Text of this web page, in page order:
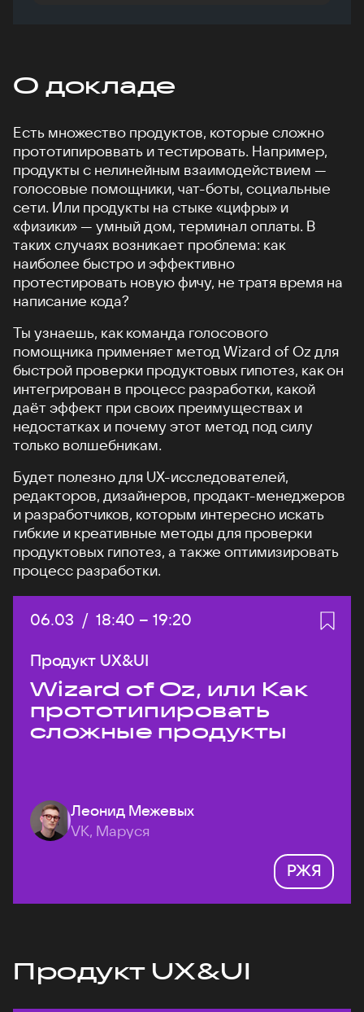
О докладе
Есть множество продуктов, которые сложно
прототипироввать и тестировать. Например,
продукты с нелинейным взаимодействием —
голосовые помощники, чат-боты, социальные
сети. Или продукты на стыке «цифры» и
«физики» — умный дом, терминал оплаты. В
таких случаях возникает проблема: как
наиболее быстро и эффективно
протестировать новую фичу, не тратя время на
написание кода?
Ты узнаешь, как команда голосового
помощника применяет метод Wizard of Oz для
быстрой проверки продуктовых гипотез, как он
интегрирован в процесс разработки, какой
даёт эффект при своих преимуществах и
недостатках и почему этот метод под силу
только волшебникам.
Будет полезно для UX-исследователей,
редакторов, дизайнеров, продакт-менеджеров
и разработчиков, которым интересно искать
гибкие и креативные методы для проверки
продуктовых гипотез, а также оптимизировать
процесс разработки.
Дата:
06.03 / Начало:
18:40 – Конец:
19:20
Продукт UX&UI
Wizard of Oz, или Как
прототипировать
сложные продукты
Леонид Межевых
VK, Маруся
РЖЯ
Продукт UX&UI